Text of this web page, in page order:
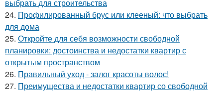
выбрать для строительства
24. Профилированный брус или клееный: что выбрать
для дома
25. Откройте для себя возможности свободной
планировки: достоинства и недостатки квартир с
открытым пространством
26. Правильный уход - залог красоты волос!
27. Преимущества и недостатки квартир со свободной